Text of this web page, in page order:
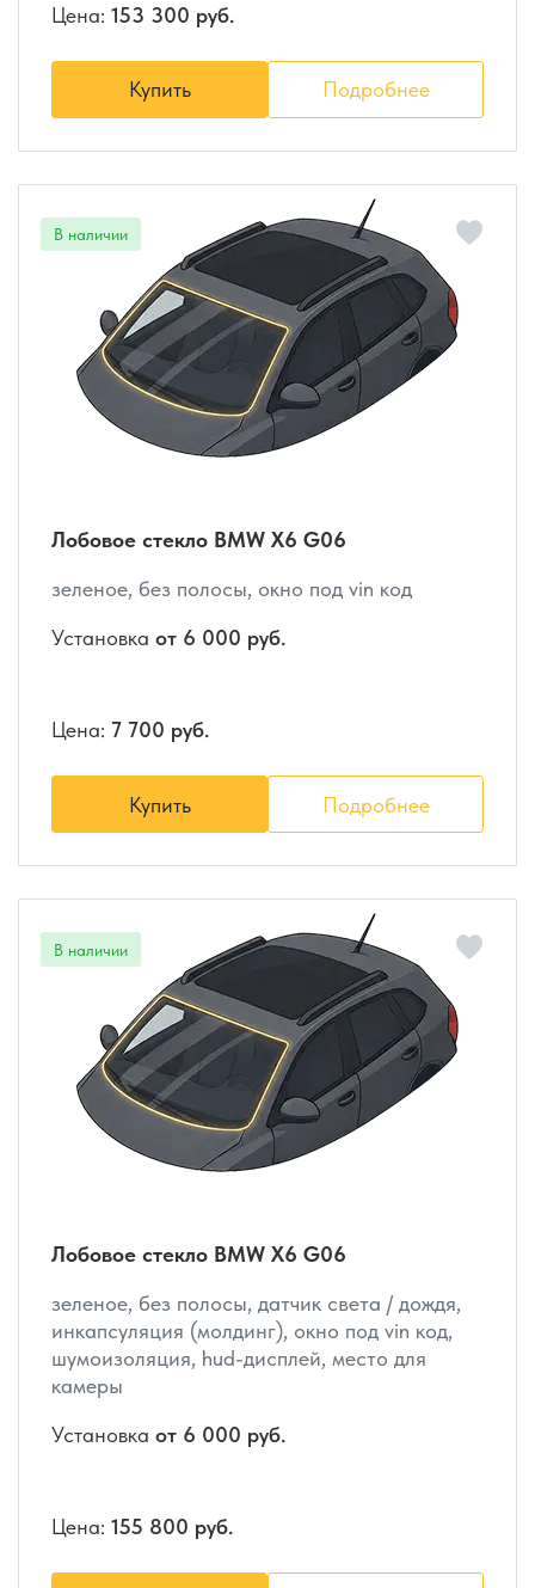
Цена: 153 300 руб.
Купить Подробнее
Лобовое стекло BMW X6 G06
зеленое, без полосы, окно под vin код
Установка от 6 000 руб.
Цена: 7 700 руб.
Купить Подробнее
Лобовое стекло BMW X6 G06
зеленое, без полосы, датчик света / дождя,
инкапсуляция (молдинг), окно под vin код,
шумоизоляция, hud-дисплей, место для
камеры
Установка от 6 000 руб.
Цена: 155 800 руб.